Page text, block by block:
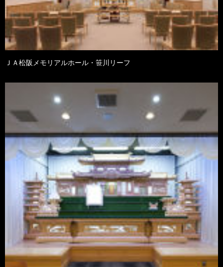
ＪＡ松阪メモリアルホール・笹川リーフ